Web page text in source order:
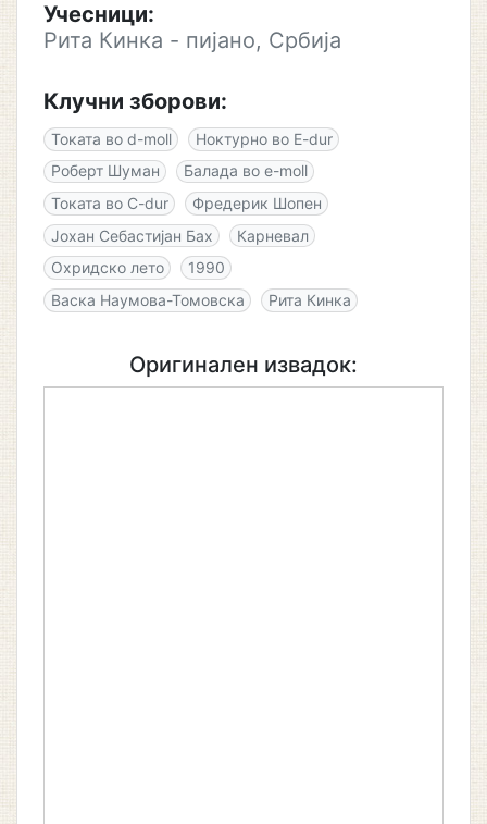
Учесници:
Рита Кинка - пијано, Србија
Клучни зборови:
Токата во d-moll
Ноктурно во E-dur
Роберт Шуман
Балада во e-moll
Токата во C-dur
Фредерик Шопен
Јохан Себастијан Бах
Карневал
Охридско лето
1990
Васка Наумова-Томовска
Рита Кинка
Оригинален извадок: